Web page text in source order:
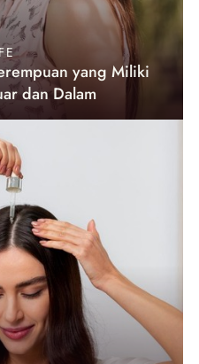
yang Miliki
dan Dalam